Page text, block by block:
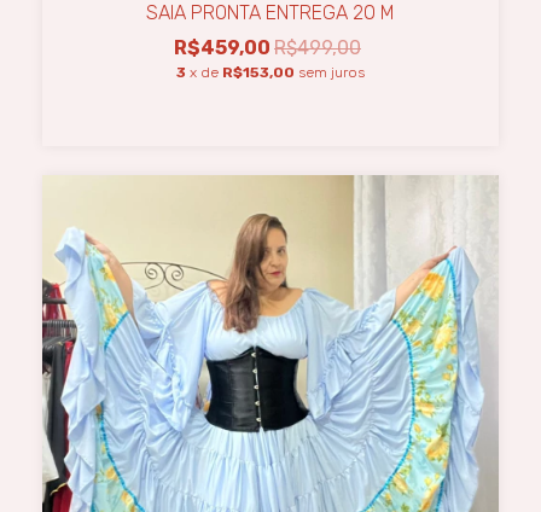
SAIA PRONTA ENTREGA 20 M
R$459,00 R$499,00
3 x de R$153,00 sem juros